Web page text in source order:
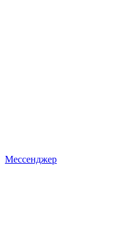
Мессенджер